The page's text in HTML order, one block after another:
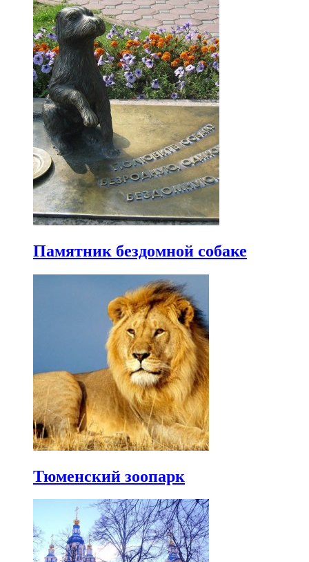
Памятник бездомной собаке
Тюменский зоопарк